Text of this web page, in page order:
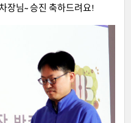
장님~ 승진 축하드려요!